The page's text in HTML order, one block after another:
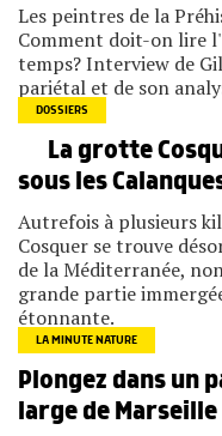
Les peintres de la
Comment doit-on lire
temps? Interview de
pariétal et de son
DOSSIERS
La grotte
sous les
Autrefois à plusieurs
Cosquer se trouve
de la Méditerranée,
grande partie
étonnante.
LA MINUTE NATURE
Plongez dans un
large de Marseille